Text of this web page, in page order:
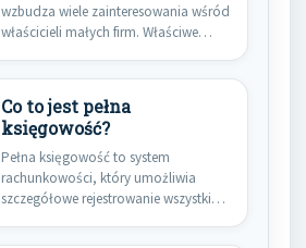
wzbudza wiele zainteresowania wśród
właścicieli małych firm. Właściwe
Co to jest pełna
księgowość?
Pełna księgowość to system
rachunkowości, który umożliwia
szczegółowe rejestrowanie wszystkich